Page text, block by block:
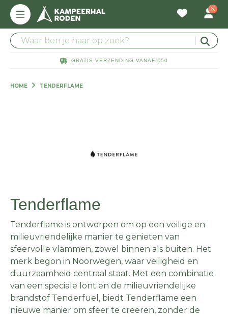
GRATIS VERZENDING VANAF €50
HOME TENDERFLAME
Tenderflame
Tenderflame is ontworpen om op een veilige en
milieuvriendelijke manier te genieten van
sfeervolle vlammen, zowel binnen als buiten. Het
merk begon in Noorwegen, waar veiligheid en
duurzaamheid centraal staat. Met een combinatie
van een speciale lont en de milieuvriendelijke
brandstof Tenderfuel, biedt Tenderflame een
nieuwe manier om sfeer te creëren, zonder de